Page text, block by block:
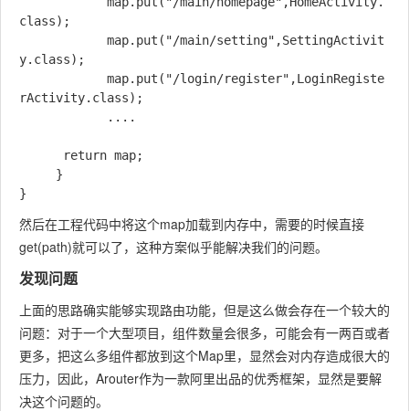
class);
y.class);
rActivity.class);
然后在工程代码中将这个map加载到内存中，需要的时候直接
get(path)就可以了，这种方案似乎能解决我们的问题。
发现问题
上面的思路确实能够实现路由功能，但是这么做会存在一个较大的
问题：对于一个大型项目，组件数量会很多，可能会有一两百或者
更多，把这么多组件都放到这个Map里，显然会对内存造成很大的
压力，因此，Arouter作为一款阿里出品的优秀框架，显然是要解
决这个问题的。